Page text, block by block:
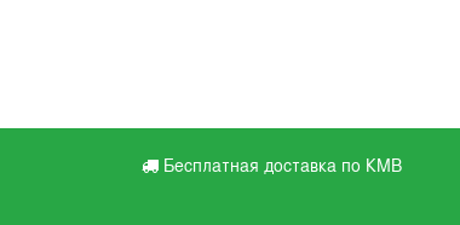
Бесплатная доставка по КМВ